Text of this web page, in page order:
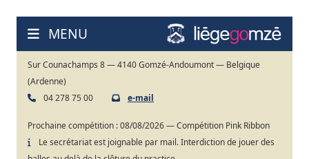
contenu
MENU
Sur Counachamps 8 — 4140 Gomzé-Andoumont — Belgique
(Ardenne)
04 278 75 00
e-mail
Prochaine compétition :08/08/2026 — Compétition Pink Ribbon
Le secrétariat est joignable par mail. Interdiction de jouer des